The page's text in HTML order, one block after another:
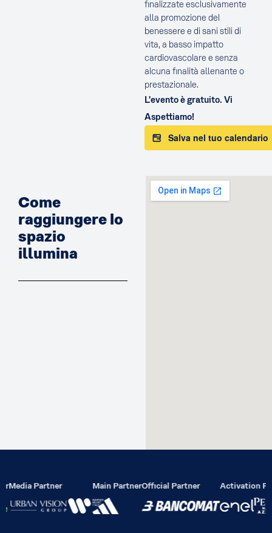
finalizzate esclusivamente
alla promozione del
benessere e di sani stili di
vita, a basso impatto
cardiovascolare e senza
alcuna finalità allenante o
prestazionale.
L'evento è gratuito. Vi
Aspettiamo!
Salva nel tuo calendario
Come
raggiungere lo
spazio
illumina
Media Partner Main PartnerOfficial Partner Activation